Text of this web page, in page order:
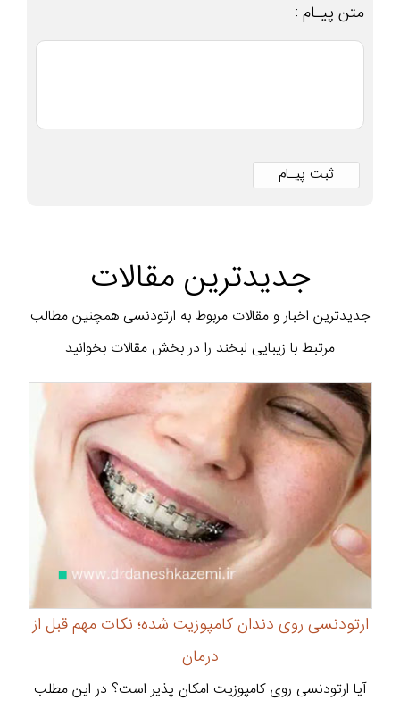
متن پیـام :
جدیدترین مقالات
جدیدترین اخبار و مقالات مربوط به ارتودنسی همچنین مطالب
مرتبط با زیبایی لبخند را در بخش مقالات بخوانید
ارتودنسی روی دندان کامپوزیت شده؛ نکات مهم قبل از
درمان
آیا ارتودنسی روی کامپوزیت امکان پذیر است؟ در این مطلب